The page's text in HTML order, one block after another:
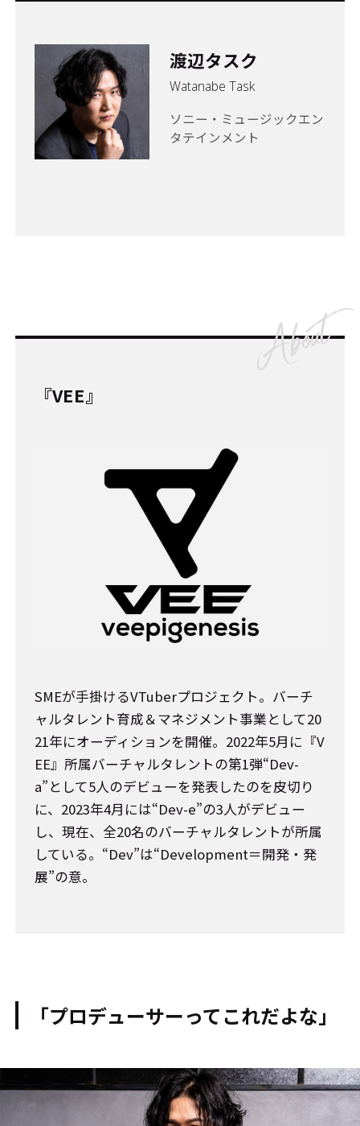
渡辺タスク
Watanabe Task
ソニー・ミュージックエン
タテインメント
『VEE』
SMEが手掛けるVTuberプロジェクト。バーチ
ャルタレント育成＆マネジメント事業として20
21年にオーディションを開催。2022年5月に『V
EE』所属バーチャルタレントの第1弾“Dev-
a”として5人のデビューを発表したのを皮切り
に、2023年4月には“Dev-e”の3人がデビュー
し、現在、全20名のバーチャルタレントが所属
している。“Dev”は“Development＝開発・発
展”の意。
「プロデューサーってこれだよな」